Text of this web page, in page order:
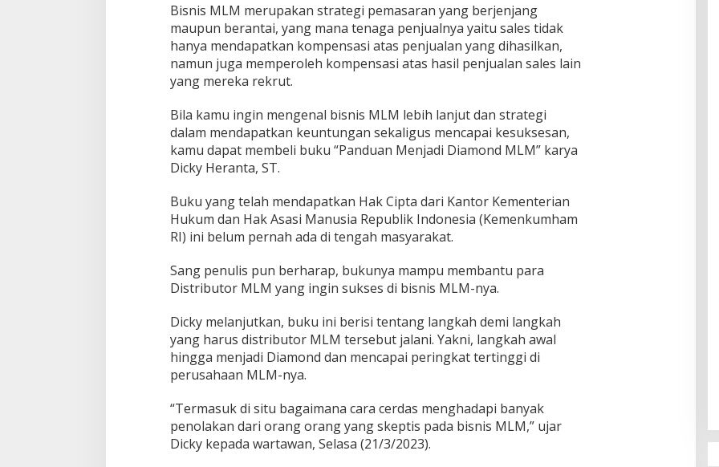
i
s
n
i
s
M
t
i
L
e
e
l
M
a
k
e
i
g
Bisnis MLM merupakan strategi pemasaran yang berjenjang
maupun berantai, yang mana tenaga penjualnya yaitu sales tidak
hanya mendapatkan kompensasi atas penjualan yang dihasilkan,
namun juga memperoleh kompensasi atas hasil penjualan sales lain
yang mereka rekrut.
Bila kamu ingin mengenal bisnis MLM lebih lanjut dan strategi
dalam mendapatkan keuntungan sekaligus mencapai kesuksesan,
kamu dapat membeli buku “Panduan Menjadi Diamond MLM” karya
Dicky Heranta, ST.
Buku yang telah mendapatkan Hak Cipta dari Kantor Kementerian
Hukum dan Hak Asasi Manusia Republik Indonesia (Kemenkumham
RI) ini belum pernah ada di tengah masyarakat.
Sang penulis pun berharap, bukunya mampu membantu para
Distributor MLM yang ingin sukses di bisnis MLM-nya.
Dicky melanjutkan, buku ini berisi tentang langkah demi langkah
yang harus distributor MLM tersebut jalani. Yakni, langkah awal
hingga menjadi Diamond dan mencapai peringkat tertinggi di
perusahaan MLM-nya.
“Termasuk di situ bagaimana cara cerdas menghadapi banyak
penolakan dari orang orang yang skeptis pada bisnis MLM,” ujar
Dicky kepada wartawan, Selasa (21/3/2023).